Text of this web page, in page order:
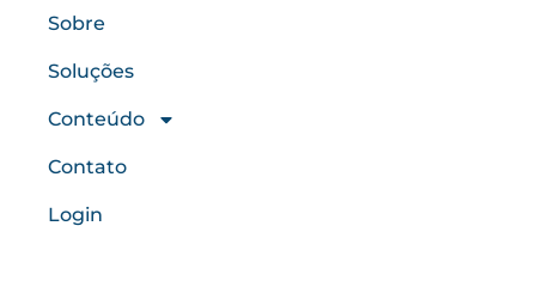
Sobre
Soluções
Conteúdo
Contato
Login